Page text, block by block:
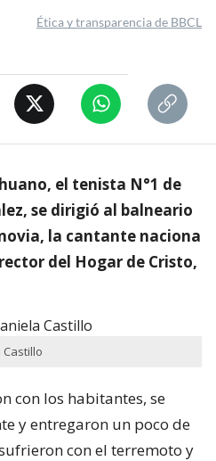
Ética y transparencia de BBCL
el tenista N°1 de
se dirigió al balneario
la cantante naciona
del Hogar de Cristo,
con los habitantes, se
y entregaron un poco de
con el terremoto y